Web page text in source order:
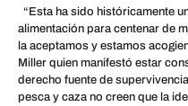
“Esta ha sido históricamente
alimentación para centenar de
la aceptamos y estamos
Miller quien manifestó estar
derecho fuente de
pesca y caza no creen que la